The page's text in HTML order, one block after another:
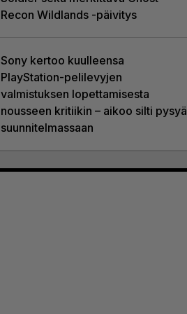
Recon Wildlands -päivitys
Sony kertoo kuulleensa
PlayStation-pelilevyjen
valmistuksen lopettamisesta
nousseen kritiikin – aikoo silti pysyä
suunnitelmassaan